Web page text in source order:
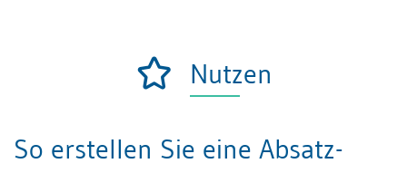
Nutzen
So erstellen Sie eine Absatz-